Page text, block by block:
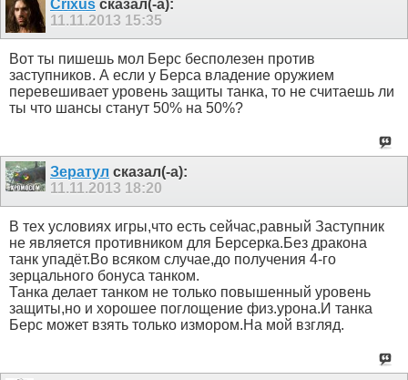
Crixus сказал(-а):
11.11.2013 15:35
Вот ты пишешь мол Берс бесполезен против
заступников. А если у Берса владение оружием
перевешивает уровень защиты танка, то не считаешь ли
ты что шансы станут 50% на 50%?
Зератул сказал(-а):
11.11.2013 18:20
В тех условиях игры,что есть сейчас,равный Заступник
не является противником для Берсерка.Без дракона
танк упадёт.Во всяком случае,до получения 4-го
зерцального бонуса танком.
Танка делает танком не только повышенный уровень
защиты,но и хорошее поглощение физ.урона.И танка
Берс может взять только измором.На мой взгляд.